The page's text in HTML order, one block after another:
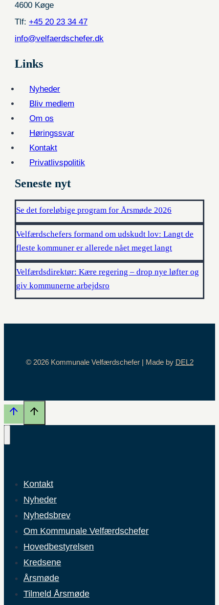
4600 Køge
Tlf: +45 20 23 34 47
info@velfaerdschefer.dk
Links
Nyheder
Bliv medlem
Om os
Høringssvar
Kontakt
Privatlivspolitik
Seneste nyt
Se det foreløbige program for Årsmøde 2026
Velfærdschefers formand om udskudt lov: Langt de
fleste kommuner er allerede nået meget langt
Velfærdsdirektør: Kære regering – drop nye løfter og
giv kommunerne arbejdsro
© 2026 Kommunale Velfærdschefer | Made by DEL2
Kontakt
Nyheder
Nyhedsbrev
Om Kommunale Velfærdschefer
Hovedbestyrelsen
Kredsene
Årsmøde
Tilmeld Årsmøde